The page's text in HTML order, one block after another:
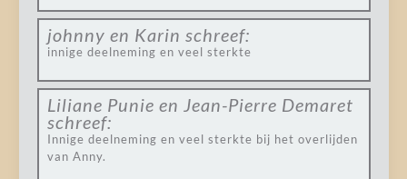
johnny en Karin schreef:
innige deelneming en veel sterkte
Liliane Punie en Jean-Pierre Demaret
schreef:
Innige deelneming en veel sterkte bij het overlijden
van Anny.